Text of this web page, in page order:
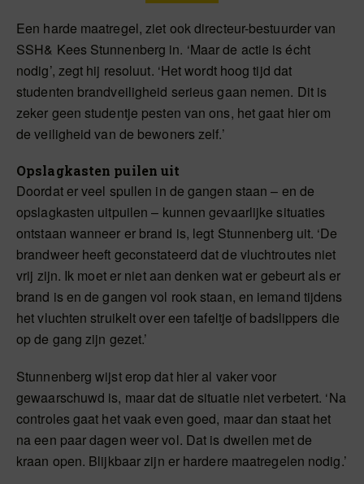
Een harde maatregel, ziet ook directeur-bestuurder van
SSH& Kees Stunnenberg in. ‘Maar de actie is écht
nodig’, zegt hij resoluut. ‘Het wordt hoog tijd dat
studenten brandveiligheid serieus gaan nemen. Dit is
zeker geen studentje pesten van ons, het gaat hier om
de veiligheid van de bewoners zelf.’
Opslagkasten puilen uit
Doordat er veel spullen in de gangen staan – en de
opslagkasten uitpuilen – kunnen gevaarlijke situaties
ontstaan wanneer er brand is, legt Stunnenberg uit. ‘De
brandweer heeft geconstateerd dat de vluchtroutes niet
vrij zijn. Ik moet er niet aan denken wat er gebeurt als er
brand is en de gangen vol rook staan, en iemand tijdens
het vluchten struikelt over een tafeltje of badslippers die
op de gang zijn gezet.’
Stunnenberg wijst erop dat hier al vaker voor
gewaarschuwd is, maar dat de situatie niet verbetert. ‘Na
controles gaat het vaak even goed, maar dan staat het
na een paar dagen weer vol. Dat is dweilen met de
kraan open. Blijkbaar zijn er hardere maatregelen nodig.’